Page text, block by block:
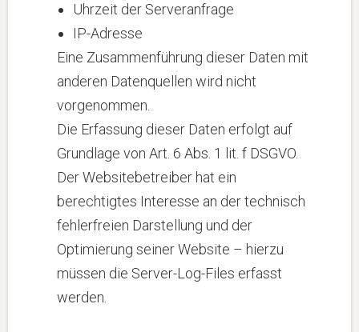
Uhrzeit der Serveranfrage
IP-Adresse
Eine Zusammenführung dieser Daten mit
anderen Datenquellen wird nicht
vorgenommen.
Die Erfassung dieser Daten erfolgt auf
Grundlage von Art. 6 Abs. 1 lit. f DSGVO.
Der Websitebetreiber hat ein
berechtigtes Interesse an der technisch
fehlerfreien Darstellung und der
Optimierung seiner Website – hierzu
müssen die Server-Log-Files erfasst
werden.